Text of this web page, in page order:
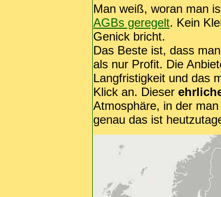
Man weiß, woran man
AGBs geregelt. Kein
Genick bricht.
Das Beste ist, dass
als nur Profit. Die
Langfristigkeit und das
Klick an. Dieser
Atmosphäre, in der
genau das ist